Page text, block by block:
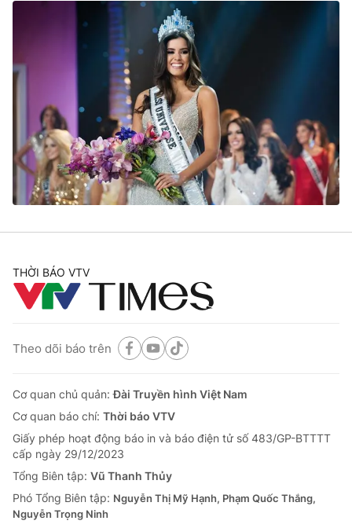
Theo dõi báo trên
Cơ quan chủ quản:Đài Truyền hình Việt Nam
Cơ quan báo chí:Thời báo VTV
Giấy phép hoạt động báo in và báo điện tử số 483/GP-BTTTT
Phó Tổng Biên tập:
Nguyễn Trọng Ninh
Tổng đài VTV:
024.38 355 931 - 024.38 355 932
Email:toasoan@vtv.vn
THỜI BÁO VTV
Theo dõi báo trên
Cơ quan chủ quản:Đài Truyền hình Việt Nam
Cơ quan báo chí: Thời báo VTV
Giấy phép hoạt động báo in và báo điện tử số 483/GP-BTTTT
cấp ngày 29/12/2023
Tổng Biên tập: Vũ Thanh Thủy
Phó Tổng Biên tập: Nguyễn Thị Mỹ Hạnh, Phạm Quốc Thắng,
Nguyễn Trọng Ninh